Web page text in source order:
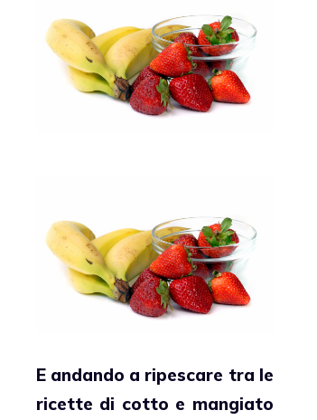
E andando a ripescare tra le
ricette di cotto e mangiato